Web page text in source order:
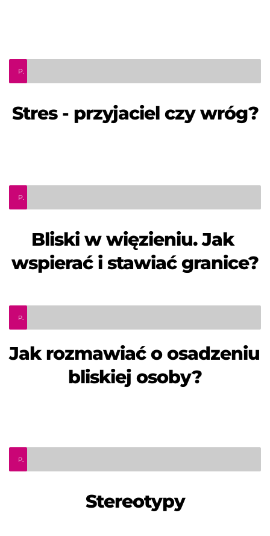
Podcast psychologiczny. Odcinek 5 - "Stres - przyjaciel czy wróg?"
Stres - przyjaciel czy wróg?
Podcast psychologiczny. Odcinek 4 - "Bliski w więzieniu. Jak wspierać i stawiać granice?"
Bliski w więzieniu. Jak
wspierać i stawiać granice?
Jak rozmawiać o osadzeniu
bliskiej osoby?
Stereotypy